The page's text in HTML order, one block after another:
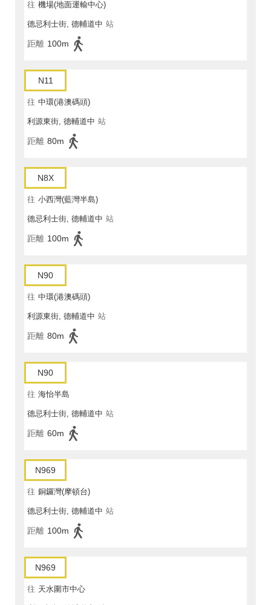
往 機場(地面運輸中心)
德忌利士街, 德輔道中 站
距離 100m
N11
往 中環(港澳碼頭)
利源東街, 德輔道中 站
距離 80m
N8X
往 小西灣(藍灣半島)
德忌利士街, 德輔道中 站
距離 100m
N90
往 中環(港澳碼頭)
利源東街, 德輔道中 站
距離 80m
N90
往 海怡半島
德忌利士街, 德輔道中 站
距離 60m
N969
往 銅鑼灣(摩頓台)
德忌利士街, 德輔道中 站
距離 100m
N969
往 天水圍市中心